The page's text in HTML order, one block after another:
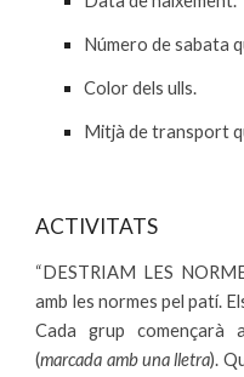
Número de sabata
Color dels ulls.
Mitjà de transport
ACTIVITATS
“DESTRIAM LES
amb les normes pel patí.
Cada grup
(marcada amb una lletra).